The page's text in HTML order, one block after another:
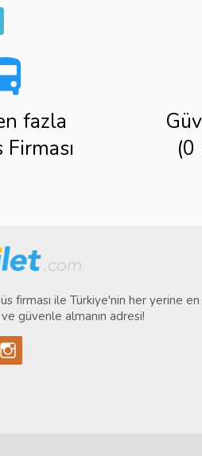
fazla
(0
firması ile Türkiye'nin her yerine en
güvenle almanın adresi!